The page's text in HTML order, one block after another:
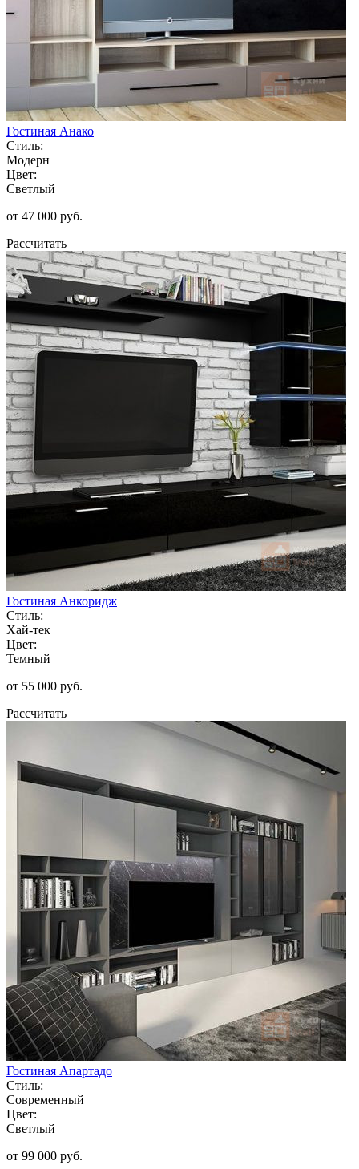
Гостиная Анако
Стиль:
Модерн
Цвет:
Светлый
от 47 000 руб.
Рассчитать
Гостиная Анкоридж
Стиль:
Хай-тек
Цвет:
Темный
от 55 000 руб.
Рассчитать
Гостиная Апартадо
Стиль:
Современный
Цвет:
Светлый
от 99 000 руб.